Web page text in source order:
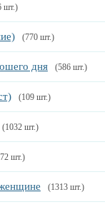
шт.)
(770 шт.)
дня (586 шт.)
(109 шт.)
(1032 шт.)
шт.)
(1313 шт.)